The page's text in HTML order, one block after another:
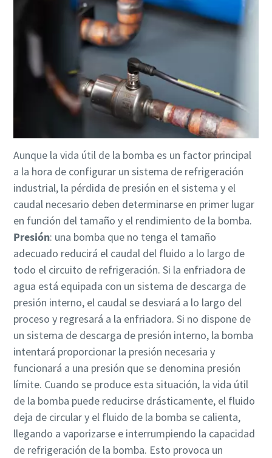
Aunque la vida útil de la bomba es un factor principal
a la hora de configurar un sistema de refrigeración
industrial, la pérdida de presión en el sistema y el
caudal necesario deben determinarse en primer lugar
en función del tamaño y el rendimiento de la bomba.
Presión: una bomba que no tenga el tamaño
adecuado reducirá el caudal del fluido a lo largo de
todo el circuito de refrigeración. Si la enfriadora de
agua está equipada con un sistema de descarga de
presión interno, el caudal se desviará a lo largo del
proceso y regresará a la enfriadora. Si no dispone de
un sistema de descarga de presión interno, la bomba
intentará proporcionar la presión necesaria y
funcionará a una presión que se denomina presión
límite. Cuando se produce esta situación, la vida útil
de la bomba puede reducirse drásticamente, el fluido
deja de circular y el fluido de la bomba se calienta,
llegando a vaporizarse e interrumpiendo la capacidad
de refrigeración de la bomba. Esto provoca un